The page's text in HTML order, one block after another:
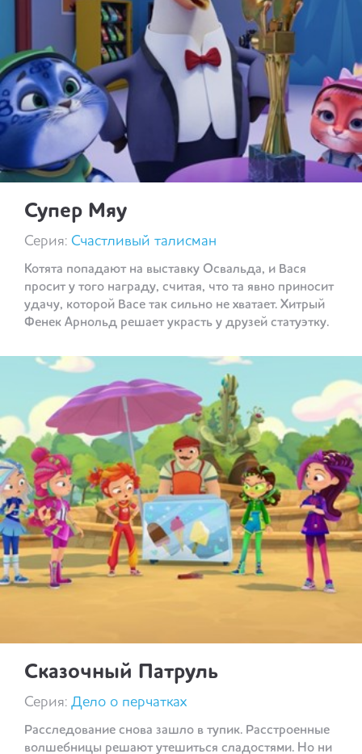
Супер Мяу
Серия: Счастливый талисман
Котята попадают на выставку Освальда, и Вася
просит у того награду, считая, что та явно приносит
удачу, которой Васе так сильно не хватает. Хитрый
Фенек Арнольд решает украсть у друзей статуэтку.
Сказочный Патруль
Серия: Дело о перчатках
Расследование снова зашло в тупик. Расстроенные
волшебницы решают утешиться сладостями. Но ни